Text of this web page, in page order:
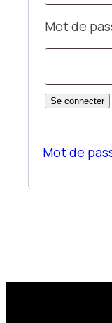
Mot de
Se connecter
Mot de